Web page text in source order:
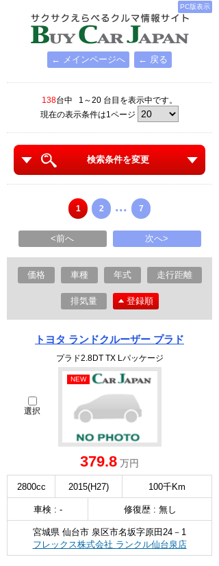
PC版表示
← メインページへ ← 戻る
138台中 1～20 台目を表示中です。
現在の表示条件は1ページ
検索条件を変更
1 2 ... 7
<前へ 次へ>
価格 車種 年式 走行距離
排気量 登録順
トヨタ ランドクルーザー プラド
プラド2.8DT TX Lパッケージ
選択
NEW
379.8 万円
2800cc 2015(H27) 100千Km
車検 : - 修復歴 : 無し
宮城県 仙台市 泉区市名坂字原田24－1
フレックス株式会社 ランクル仙台泉店